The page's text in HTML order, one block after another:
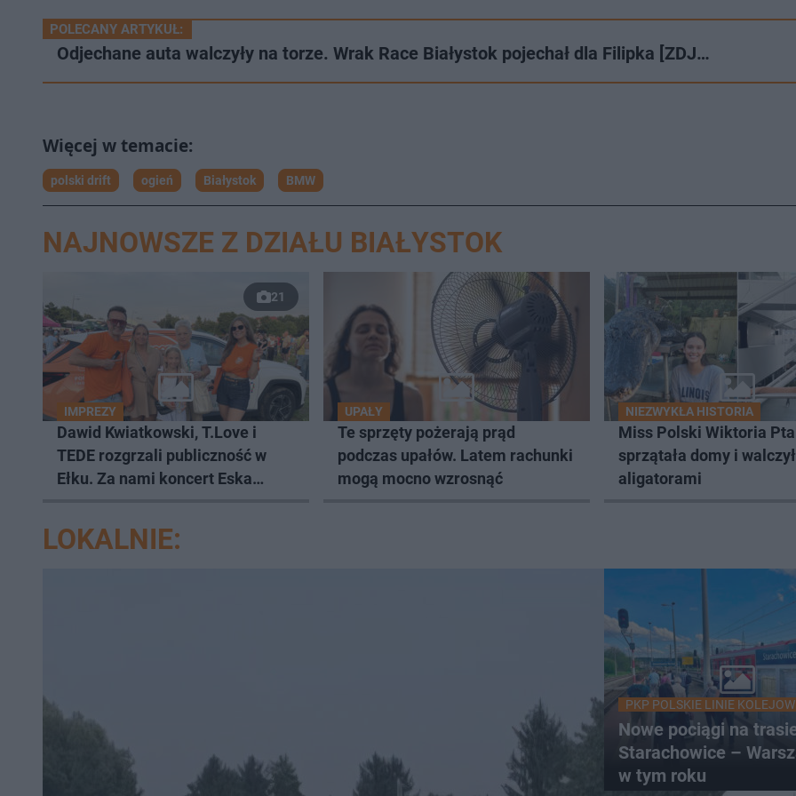
POLECANY ARTYKUŁ:
Odjechane auta walczyły na torze. Wrak Race Białystok pojechał dla Filipka [ZDJ…
polski drift ogień Białystok BMW
NAJNOWSZE Z DZIAŁU BIAŁYSTOK
21
IMPREZY
Dawid Kwiatkowski, T.Love i
TEDE rozgrzali publiczność w
Ełku. Za nami koncert Eska
UPAŁY
Te sprzęty pożerają prąd
podczas upałów. Latem rachunki
mogą mocno wzrosnąć
NIEZWYKŁA HISTORIA
Miss Polski Wiktoria
sprzątała domy i
aligatorami
LOKALNIE:
PKP POLSKIE LINIE
Nowe pociągi na
Starachowice –
w tym roku